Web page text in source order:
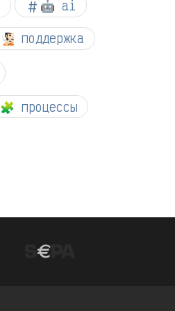
🤖 ai
🧏🏻 поддержка
🧩 процессы